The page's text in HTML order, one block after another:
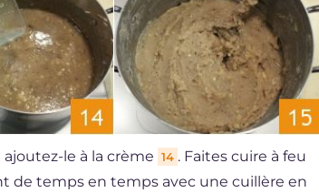
ajoutez-le à la crème 14 . Faites cuire à feu
de temps en temps avec une cuillère en